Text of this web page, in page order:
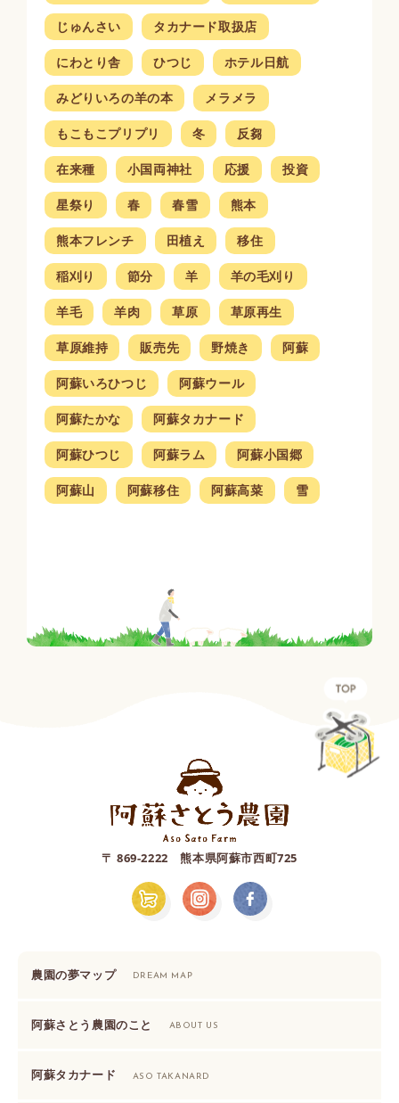
じゅんさい タカナード取扱店
にわとり舎 ひつじ ホテル日航
みどりいろの羊の本 メラメラ
もこもこプリプリ 冬 反芻
在来種 小国両神社 応援 投資
星祭り 春 春雪 熊本
熊本フレンチ 田植え 移住
稲刈り 節分 羊 羊の毛刈り
羊毛 羊肉 草原 草原再生
草原維持 販売先 野焼き 阿蘇
阿蘇いろひつじ 阿蘇ウール
阿蘇たかな 阿蘇タカナード
阿蘇ひつじ 阿蘇ラム 阿蘇小国郷
阿蘇山 阿蘇移住 阿蘇高菜 雪
〒 869-2222 熊本県阿蘇市西町725
農園の夢マップ DREAM MAP
阿蘇さとう農園のこと ABOUT US
阿蘇タカナード ASO TAKANARD